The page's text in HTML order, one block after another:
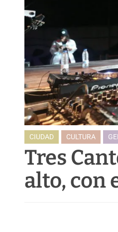
CIUDAD CULTURA
Tres
alto, con